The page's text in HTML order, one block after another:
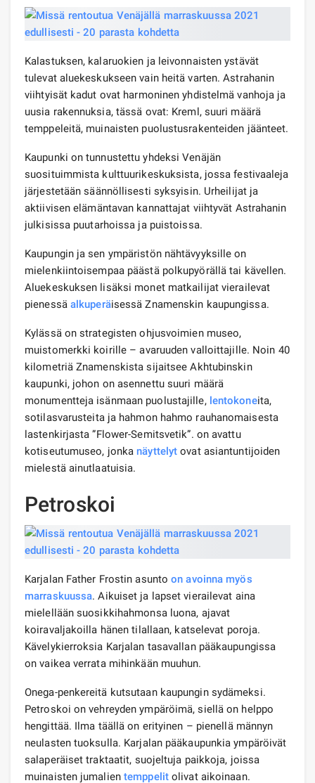
Kalastuksen, kalaruokien ja leivonnaisten ystävät
tulevat aluekeskukseen vain heitä varten. Astrahanin
viihtyisät kadut ovat harmoninen yhdistelmä vanhoja ja
uusia rakennuksia, tässä ovat: Kreml, suuri määrä
temppeleitä, muinaisten puolustusrakenteiden jäänteet.
Kaupunki on tunnustettu yhdeksi Venäjän
suosituimmista kulttuurikeskuksista, jossa festivaaleja
järjestetään säännöllisesti syksyisin. Urheilijat ja
aktiivisen elämäntavan kannattajat viihtyvät Astrahanin
julkisissa puutarhoissa ja puistoissa.
Kaupungin ja sen ympäristön nähtävyyksille on
mielenkiintoisempaa päästä polkupyörällä tai kävellen.
Aluekeskuksen lisäksi monet matkailijat vierailevat
pienessä alkuperäisessä Znamenskin kaupungissa.
Kylässä on strategisten ohjusvoimien museo,
muistomerkki koirille – avaruuden valloittajille. Noin 40
kilometriä Znamenskista sijaitsee Akhtubinskin
kaupunki, johon on asennettu suuri määrä
monumentteja isänmaan puolustajille, lentokoneita,
sotilasvarusteita ja hahmon hahmo rauhanomaisesta
lastenkirjasta ”Flower-Semitsvetik”. on avattu
kotiseutumuseo, jonka näyttelyt ovat asiantuntijoiden
mielestä ainutlaatuisia.
Petroskoi
Karjalan Father Frostin asuntoon avoinna myös
marraskuussa. Aikuiset ja lapset vierailevat aina
mielellään suosikkihahmonsa luona, ajavat
koiravaljakoilla hänen tilallaan, katselevat poroja.
Kävelykierroksia Karjalan tasavallan pääkaupungissa
on vaikea verrata mihinkään muuhun.
Onega-penkereitä kutsutaan kaupungin sydämeksi.
Petroskoi on vehreyden ympäröimä, siellä on helppo
hengittää. Ilma täällä on erityinen – pienellä männyn
neulasten tuoksulla. Karjalan pääkaupunkia ympäröivät
salaperäiset traktaatit, suojeltuja paikkoja, joissa
muinaisten jumalien temppelitolivat aikoinaan.